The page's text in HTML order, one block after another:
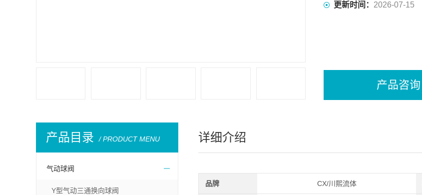
更新时间： 2026-07-15
产品咨询
产品目录 / PRODUCT MENU
气动球阀
Y型气动三通换向球阀
详细介绍
品牌 CX/川熙流体